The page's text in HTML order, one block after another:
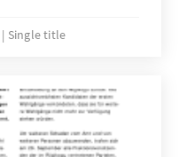
Single title